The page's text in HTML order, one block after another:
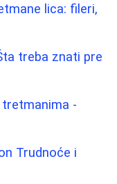
lica: fileri,
treba znati pre
-
Trudnoće i